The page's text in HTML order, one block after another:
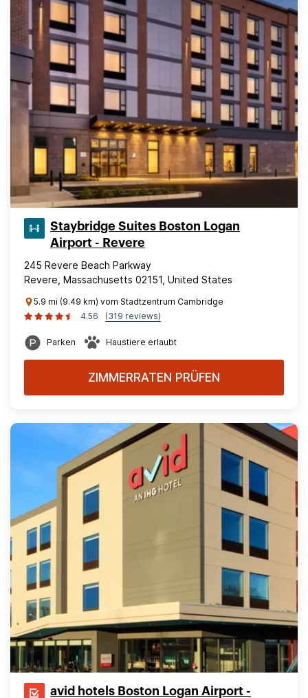
Staybridge Suites Boston Logan
Airport - Revere
245 Revere Beach Parkway
Revere, Massachusetts 02151, United States
5.9 mi (9.49 km) vom Stadtzentrum Cambridge
4.56
(319 reviews)
Parken Haustiere erlaubt
ZIMMERRATEN PRÜFEN
avid hotels Boston Logan Airport -